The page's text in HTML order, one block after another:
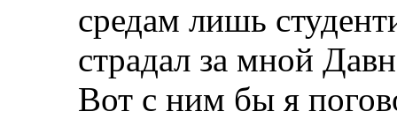
средам лишь
страдал за мной
Вот с ним бы я